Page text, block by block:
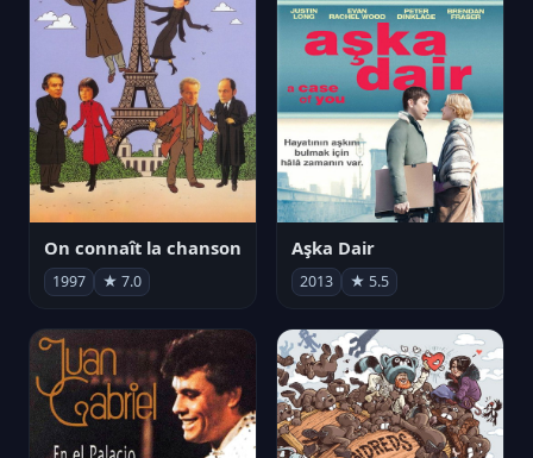
On connaît la chanson
1997 ★ 7.0
Aşka Dair
2013 ★ 5.5